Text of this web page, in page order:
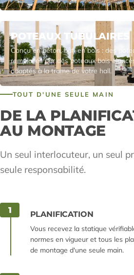
POTEAUX TUBULAIRES
Conçu en béton, bâti en bois : des
remplacés par des poteaux bois
adaptés à la trame de votre hall.
TOUT D'UNE SEULE MAIN
DE LA
AU MONTAGE
Un seul interlocuteur, un seul
seule responsabilité.
1 PLANIFICATION
Vous recevez la statique
normes en vigueur et tous les
de montage d'une seule main.